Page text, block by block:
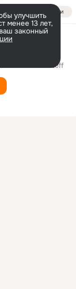
Войти
улучшить
менее 13 лет,
законный
CosmoStuff